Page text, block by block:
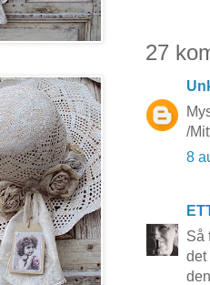
27
/
8
Så
det